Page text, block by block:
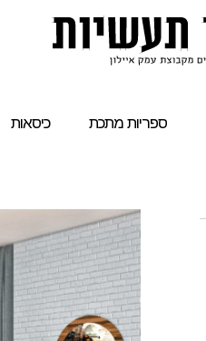
ספריות מתכת כיסאות